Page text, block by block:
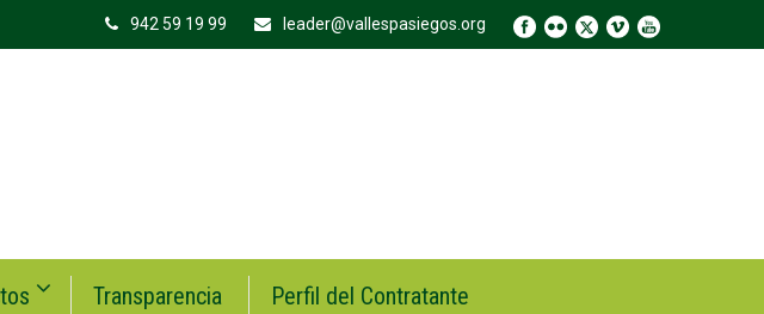
942 59 19 99 leader@vallespasiegos.org
Transparencia Perfil del Contratante